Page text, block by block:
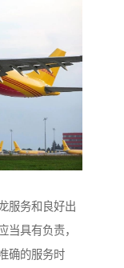
服务和良好出
当具有负责，
确的服务时